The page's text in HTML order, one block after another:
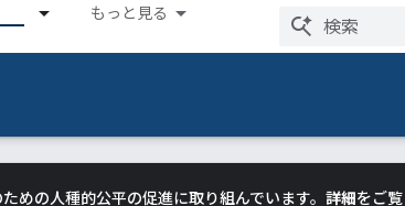
もっと見る
めの人種的公平の促進に取り組んでいます。 詳細をご覧